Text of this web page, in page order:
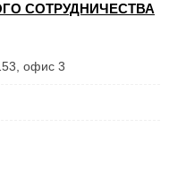
СОТРУДНИЧЕСТВА
офис 3